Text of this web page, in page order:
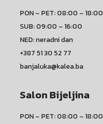
PON – PET: 08:00 – 18:00
SUB: 09:00 – 16:00
NED: neradni dan
+387 51 30 52 77
banjaluka@kalea.ba
Salon Bijeljina
PON – PET: 08:00 – 18:00